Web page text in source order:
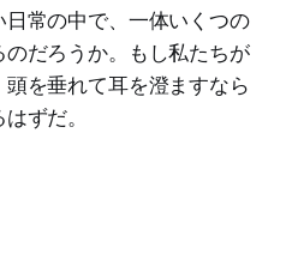
常の中で、一体いくつの
だろうか。もし私たちが
を垂れて耳を澄ますなら
ずだ。